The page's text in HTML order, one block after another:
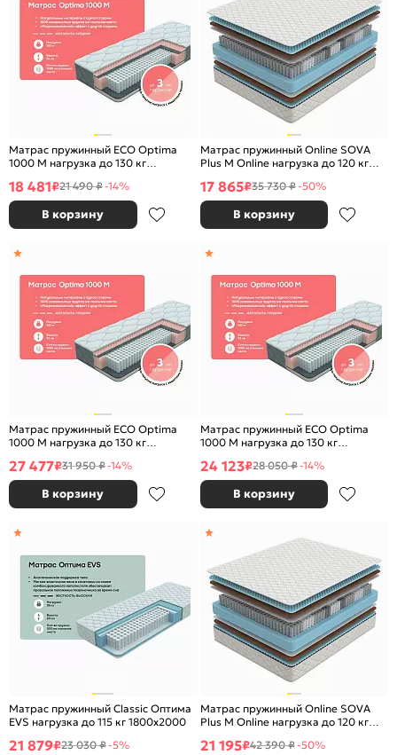
Матрас пружинный ECO Optima
1000 M нагрузка до 130 кг
18 481₽21 490 ₽-14%
В корзину
Матрас пружинный Online SOVA
Plus M Online нагрузка до 120 кг
17 865₽35 730 ₽-50%
В корзину
Матрас пружинный ECO Optima
1000 M нагрузка до 130 кг
27 477₽31 950 ₽-14%
В корзину
Матрас пружинный ECO Optima
1000 M нагрузка до 130 кг
24 123₽28 050 ₽-14%
В корзину
Матрас пружинный Classic Оптима
EVS нагрузка до 115 кг 1800x2000
21 879₽23 030 ₽-5%
Матрас пружинный Online SOVA
Plus M Online нагрузка до 120 кг
21 195₽42 390 ₽-50%